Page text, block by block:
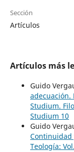
Sección
Artículos
Artículos más
Guido
adecuación.
Studium.
Studium 10
Guido
Continuidad
Teología: